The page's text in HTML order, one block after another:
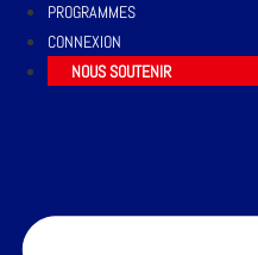
PROGRAMMES
CONNEXION
NOUS SOUTENIR